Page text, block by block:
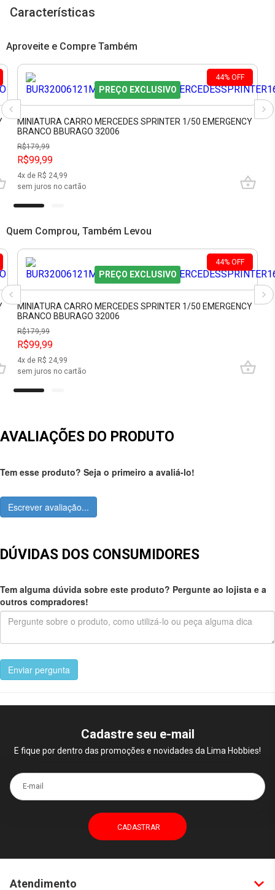
Características
Aproveite e Compre Também
44% OFF
PREÇO EXCLUSIVO
MINIATURA CARRO MERCEDES SPRINTER 1/50 EMERGENCY
BRANCO BBURAGO 32006
R$179,99
R$99,99
4x de R$ 24,99
sem juros no cartão
Quem Comprou, Também Levou
44% OFF
PREÇO EXCLUSIVO
MINIATURA CARRO MERCEDES SPRINTER 1/50 EMERGENCY
BRANCO BBURAGO 32006
R$179,99
R$99,99
4x de R$ 24,99
sem juros no cartão
AVALIAÇÕES DO PRODUTO
Tem esse produto? Seja o primeiro a avaliá-lo!
Escrever avaliação...
DÚVIDAS DOS CONSUMIDORES
Tem alguma dúvida sobre este produto? Pergunte ao lojista e a
outros compradores!
Enviar pergunta
Cadastre seu e-mail
E fique por dentro das promoções e novidades da Lima Hobbies!
E-mail
Atendimento